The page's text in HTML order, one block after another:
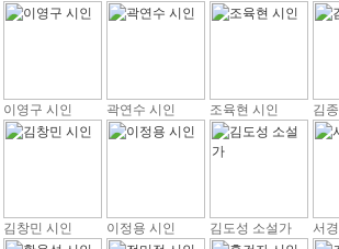
이영구 시인 곽연수 시인 조육현 시인 김
김창민 시인 이정용 시인 김도성 소설가 서